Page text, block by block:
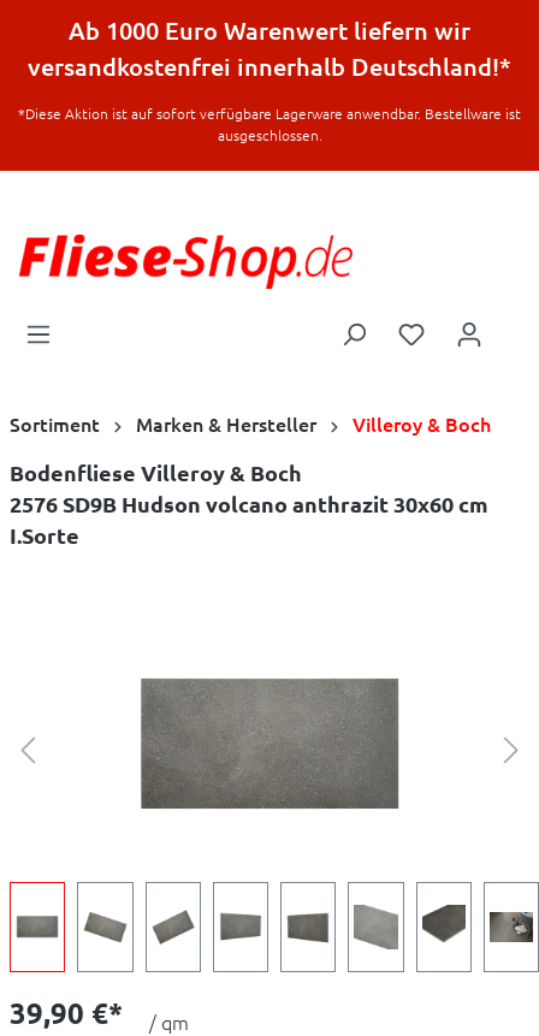
springen
Ab 1000 Euro Warenwert liefern wir
versandkostenfrei innerhalb Deutschland!*
*Diese Aktion ist auf sofort verfügbare Lagerware anwendbar. Bestellware ist
ausgeschlossen.
Sortiment Marken & Hersteller Villeroy & Boch
Bodenfliese Villeroy & Boch
2576 SD9B Hudson volcano anthrazit 30x60 cm
I.Sorte
39,90 €* / qm